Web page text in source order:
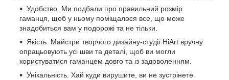
Удобство. Ми подбали про правильний розмір
гаманця, щоб у ньому поміщалося все, що може
знадобиться вам у подорожі та не тільки.
Якість. Майстри творчого дизайну-студії HiArt вручну
опрацьовують усі шви та деталі, щоб ви могли
користуватися гаманцем довго та із задоволенням.
Унікальність. Хай куди вирушите, ви не зустрінете